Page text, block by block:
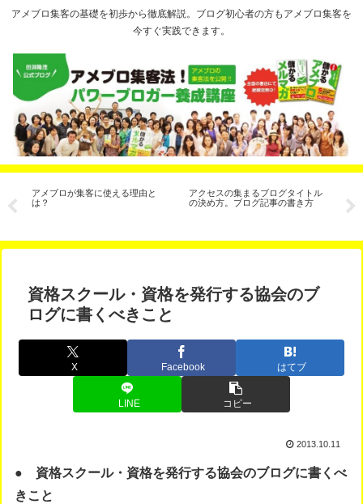
アメブロ集客の基礎を初歩から徹底解説。ブログ初心者の方もアメブロ集客を
今すぐ実践できます。
アメブロが集客に使える理由と
は？
アクセスの集まるブログタイトル
の決め方。ブログ記事の書き方
解
年
資格スクール・資格を発行する協会のブ
ログに書くべきこと
X Facebook はてブ
LINE コピー
2013.10.11
● 資格スクール・資格を発行する協会のブログに書くべ
きこと